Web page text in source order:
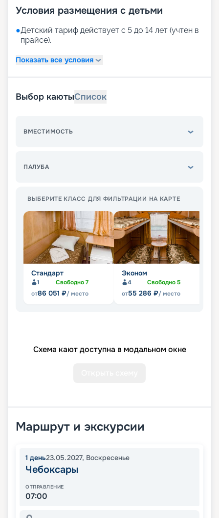
Условия размещения с детьми
●Детский тариф действует с 5 до 14 лет (учтен в
прайсе).
Показать все условия
Выбор каютыСписок
ВМЕСТИМОСТЬ
ПАЛУБА
ВЫБЕРИТЕ КЛАСС ДЛЯ ФИЛЬТРАЦИИ НА КАРТЕ
Стандарт
1 Свободно7
от86 051 ₽/ место
Эконом
4 Свободно5
от55 286 ₽/ место
Схема кают доступна в модальном окне
Маршрут и экскурсии
1 день23.05.2027, Воскресенье
Чебоксары
ОТПРАВЛЕНИЕ
07:00